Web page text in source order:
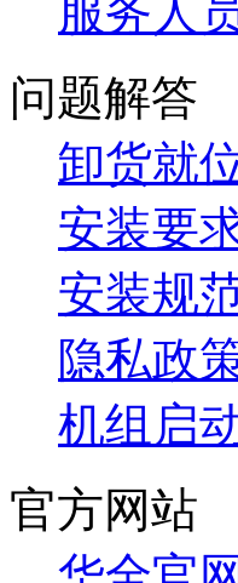
服务人
问题解答
卸货就
安装要
安装规
隐私政
机组启
官方网站